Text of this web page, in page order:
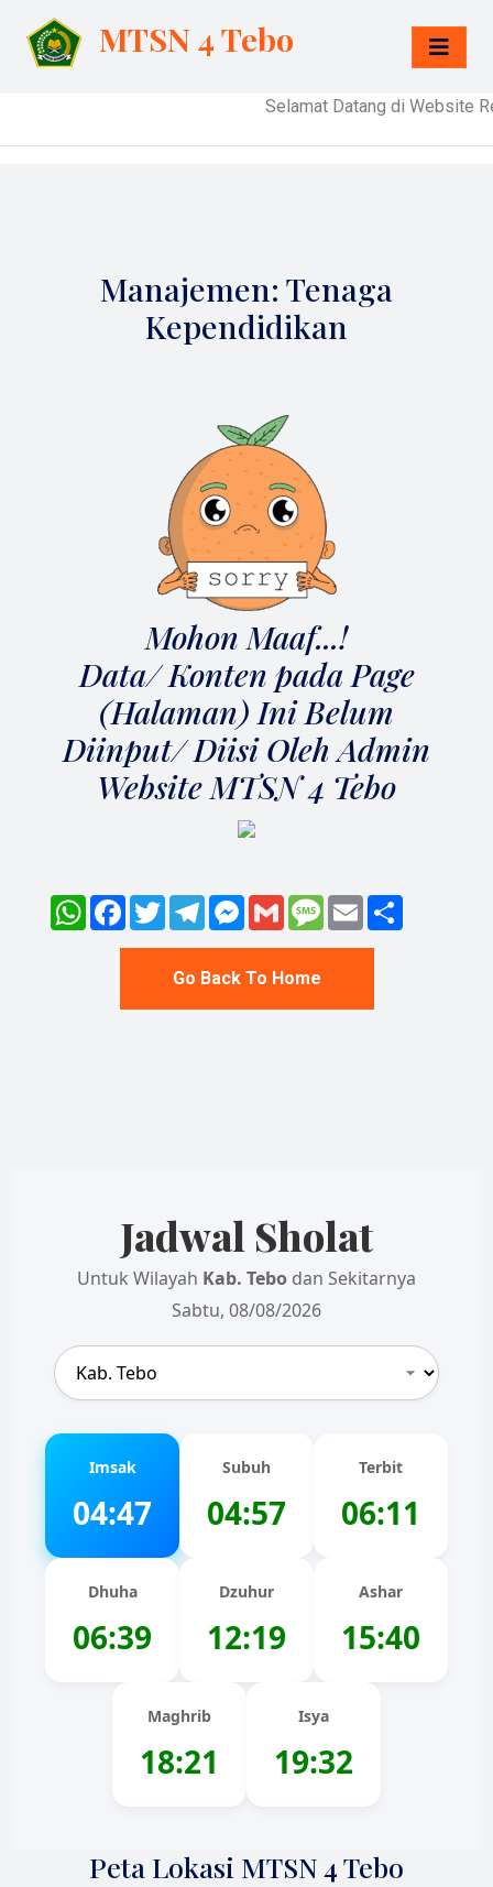
MTSN 4 Tebo
Selamat Datang di Website
Manajemen: Tenaga
Kependidikan
Mohon Maaf...!
Data/ Konten pada Page
(Halaman) Ini Belum
Diinput/ Diisi Oleh Admin
Website MTSN 4 Tebo
WhatsAppFacebook
TwitterTelegramMessenger
Gmail Message
Email
Go Back To Home
Jadwal Sholat
Untuk Wilayah Kab. Tebo dan Sekitarnya
Sabtu, 08/08/2026
Imsak
04:47
Subuh
04:57
Terbit
06:11
Dhuha
06:39
Dzuhur
12:19
Ashar
15:40
Maghrib
18:21
Isya
19:32
Peta Lokasi MTSN 4 Tebo